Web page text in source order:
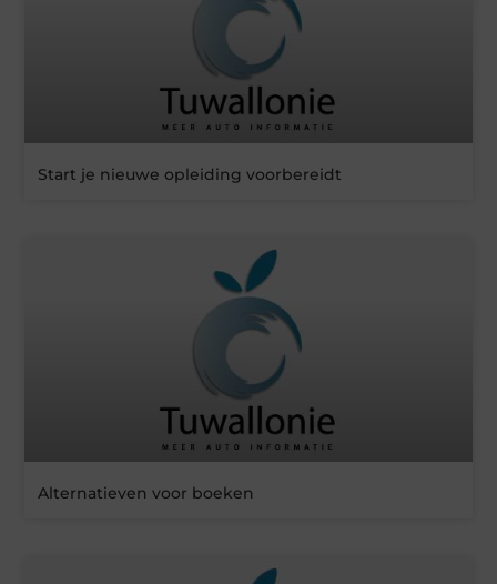
Start je nieuwe opleiding voorbereidt
Alternatieven voor boeken